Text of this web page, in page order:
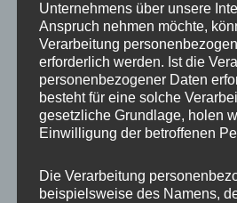
Unternehmens über unsere
Anspruch nehmen möchte,
Verarbeitung
erforderlich werden. Ist die
personenbezogener Daten
besteht für eine solche
gesetzliche Grundlage, holen
Einwilligung der betroffenen
Die Verarbeitung
beispielsweise des Namens,